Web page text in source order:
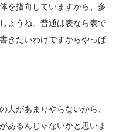
を指向していますから、多
ょうね。普通は表なら表で
きたいわけですからやっぱ
があまりやらないから、
あるんじゃないかと思いま